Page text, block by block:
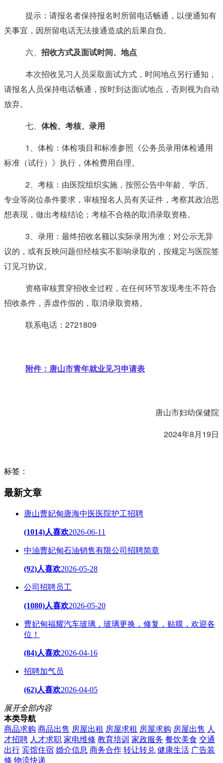
提示：请报名者保持报名时所留电话畅通，以便通知有
关事宜，因所留电话无法接通造成的后果自负。
六、 招收方式及面试时间、地点
本次招收见习人员采取面试方式，时间地点另行通知，
请报名人员保持电话畅通，按时到达面试地点，否则视为自动
放弃。
七、 体检、考核、录用
1、体检：体检项目和标准参照《公务员录用体检通用
标准（试行）》执行，体检费用自理。
2、考核：由医院组织实施，按照公告中年龄、学历、
专业等岗位条件要求，审核报名人员有关证件，考察其政治思
想表现，做出考核结论；考核不合格的取消录取资格。
3、录用：最终招收名额以实际录用为准；对公示无异
议的，或有反映问题但经核实不影响录取的，按规定与医院签
订见习协议。
资格审核贯穿招收全过程，在任何环节发现考生不符合
招收条件，弄虚作假的，取消录取资格。
联系电话：2721809
附件：唐山市青年就业见习申请表
唐山市妇幼保健院
2024年8月19日
标签：
最新文章
唐山曹妃甸唐海中医医院护工招聘
(1014)人喜欢2026-06-11
中油曹妃甸石油销售有限公司招聘简章
(92)人喜欢2026-05-28
公司招聘员工
(1080)人喜欢2026-05-20
曹妃甸福耀汽车玻璃，玻璃更换，修复，贴膜，欢迎各
位！
(84)人喜欢2026-04-16
招聘加气员
(62)人喜欢2026-04-05
展开全部内容
本类导航
商品求购 商品出售 房屋出租 房屋求租 房屋求购 房屋出售 人
才招聘 人才求职 家电维修 教育培训 家政服务 餐饮美食 交通
出行 宾馆住宿 婚介信息 商务合作 转让转兑 健康生活 广告装
修 物流快递